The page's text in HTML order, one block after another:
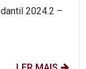
2024.2 –